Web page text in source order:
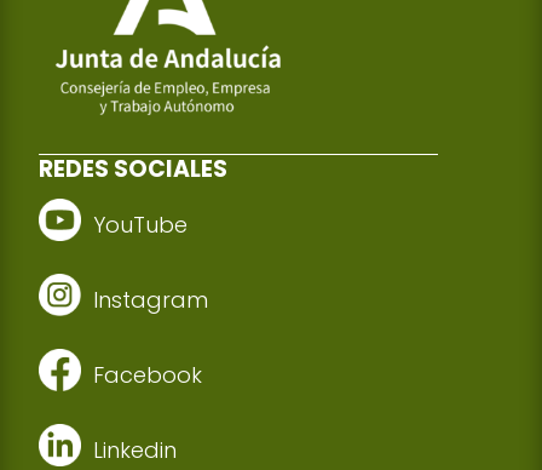
REDES SOCIALES
YouTube
Instagram
Facebook
Linkedin